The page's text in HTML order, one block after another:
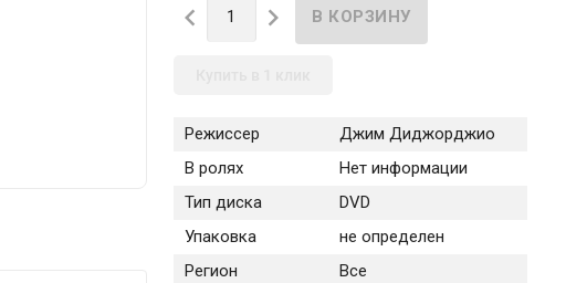
 
Режиссер
Джим Диджорджио
В ролях
Нет информации
Тип диска
DVD
Упаковка
не определен
Регион
Все